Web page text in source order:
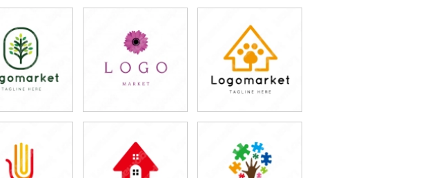
79,800円
(税込87,780円)
79,800円
(税込87,780円)
79,800円
(税込87,780円)
79,800円
(税込87,780円)
79,800円
(税込87,780円)
79,800円
(税込87,780円)